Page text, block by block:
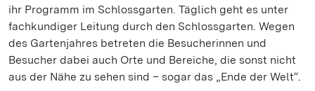
ihr Programm im Schlossgarten. Täglich geht es unter
fachkundiger Leitung durch den Schlossgarten. Wegen
des Gartenjahres betreten die Besucherinnen und
Besucher dabei auch Orte und Bereiche, die sonst nicht
aus der Nähe zu sehen sind – sogar das „Ende der Welt“.